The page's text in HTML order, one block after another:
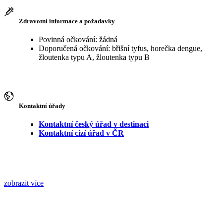
Zdravotní informace a požadavky
Povinná očkování: žádná
Doporučená očkování: břišní tyfus, horečka dengue,
žloutenka typu A, žloutenka typu B
Kontaktní úřady
Kontaktní český úřad v destinaci
Kontaktní cizí úřad v ČR
zobrazit více